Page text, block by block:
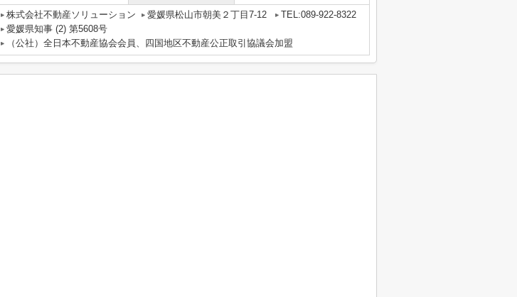
株式会社不動産ソリューション 愛媛県松山市朝美２丁目7-12
TEL:089-922-8322
愛媛県知事 (2) 第5608号
（公社）全日本不動産協会会員、四国地区不動産公正取引協議会加盟